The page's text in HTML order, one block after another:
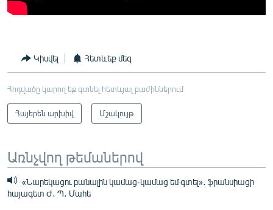
Կիսվել Հետևեք մեզ
Հոդվածը կարող եք գտնել հետևյալ բաժիններում
Հայերեն արխիվ Մշակույթ
Առնչվող թեմաներով
«Նարեկացու բանալին կամաց-կամաց եմ գտել»․ ֆրանսիացի
հայագետ Ժ․ Պ․ Մահե